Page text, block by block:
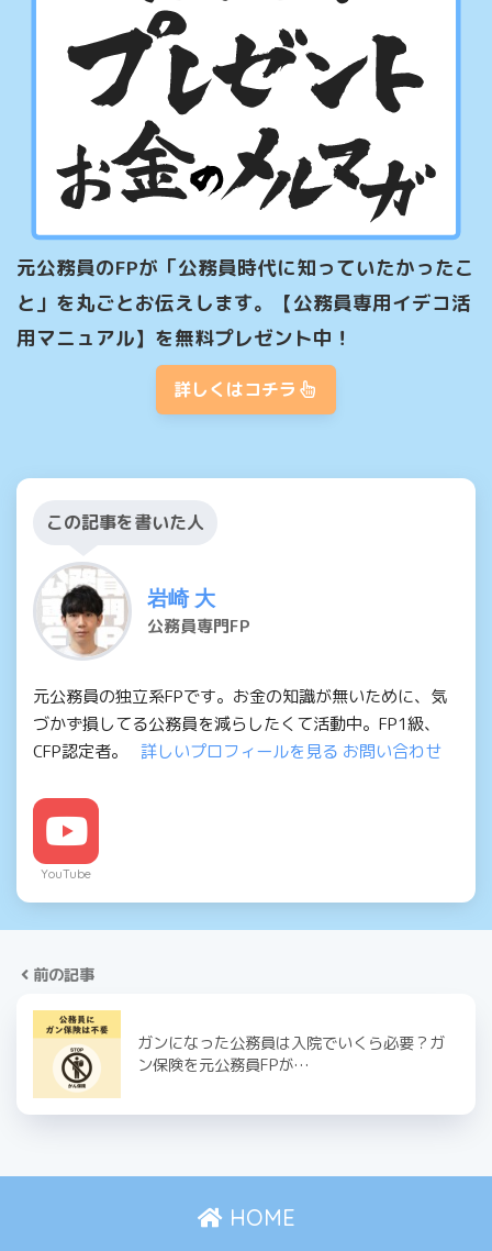
元公務員のFPが「公務員時代に知っていたかったこ
と」を丸ごとお伝えします。【公務員専用イデコ活
用マニュアル】を無料プレゼント中！
詳しくはコチラ
この記事を書いた人
岩崎 大
公務員専門FP
元公務員の独立系FPです。お金の知識が無いために、気
づかず損してる公務員を減らしたくて活動中。FP1級、
CFP認定者。 詳しいプロフィールを見る お問い合わせ
YouTube
前の記事
ガンになった公務員は入院でいくら必要？ガ
ン保険を元公務員FPが…
HOME